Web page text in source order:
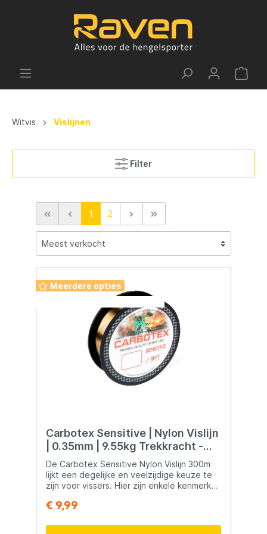
Witvis Vislijnen
Filter
1 2
Meerdere opties
Carbotex Sensitive | Nylon Vislijn
| 0.35mm | 9.55kg Trekkracht -
300m
De Carbotex Sensitive Nylon Vislijn 300m
lijkt een degelijke en veelzijdige keuze te
zijn voor vissers. Hier zijn enkele kenmerken
Degelijke Nylon Hoofdlijn: De lijn wordt
hoofdlijn, wat betekent dat het geschikt is
€ 9,99